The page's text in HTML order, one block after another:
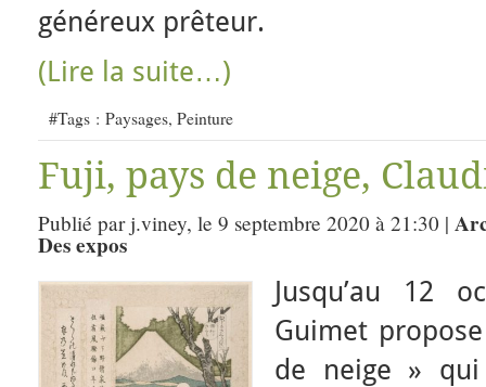
généreux prêteur.
(Lire la suite…)
#Tags : Paysages, Peinture
Fuji, pays de neige,
Publié par j.viney, le 9 septembre 2020 à 21:30 |
Des expos
Jusqu’au 12
Guimet
de neige »